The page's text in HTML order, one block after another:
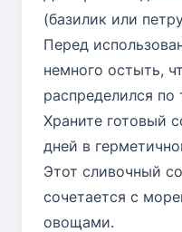
(базилик или
Перед
немного остыть,
распределился по
Храните готовый
дней в
Этот сливочный
сочетается с
овощами.